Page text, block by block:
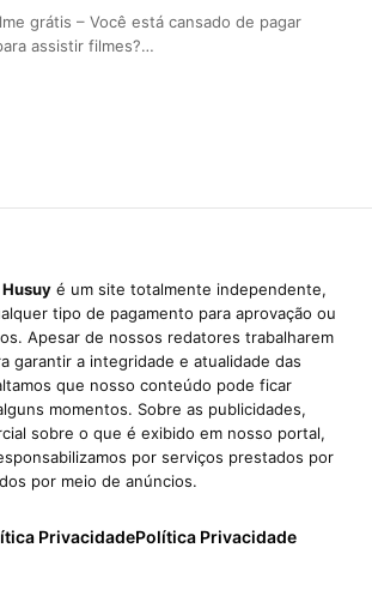
grátis – Você está cansado de pagar
assistir filmes?…
Husuy é um site totalmente independente,
tipo de pagamento para aprovação ou
Apesar de nossos redatores trabalharem
garantir a integridade e atualidade das
que nosso conteúdo pode ficar
momentos. Sobre as publicidades,
sobre o que é exibido em nosso portal,
por serviços prestados por
por meio de anúncios.
PrivacidadePolítica Privacidade